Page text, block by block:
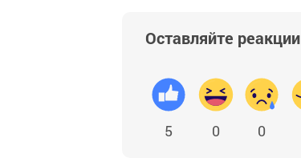
Оставляйте реакции
5 0 0